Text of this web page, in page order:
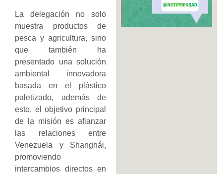
La delegación no solo
muestra productos de
pesca y agricultura, sino
que también ha
presentado una solución
ambiental innovadora
basada en el plástico
paletizado, además de
esto, el objetivo principal
de la misión es afianzar
las relaciones entre
Venezuela y Shanghái,
promoviendo
intercambios directos en